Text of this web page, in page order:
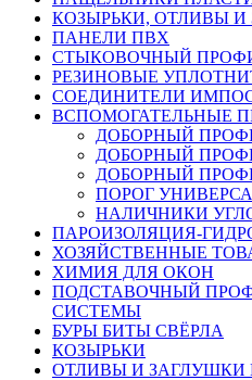
КОЗЫРЬКИ, ОТЛИВЫ
ПАНЕЛИ ПВХ
СТЫКОВОЧНЫЙ
РЕЗИНОВЫЕ
СОЕДИНИТЕЛИ
ВСПОМОГАТЕЛЬНЫЕ
ДОБОРНЫЙ
ДОБОРНЫЙ
ДОБОРНЫЙ
ПОРОГ
НАЛИЧНИКИ
ПАРОИЗОЛЯЦИЯ-
ХОЗЯЙСТВЕННЫЕ
ХИМИЯ ДЛЯ ОКОН
ПОДСТАВОЧНЫЙ
СИСТЕМЫ
БУРЫ БИТЫ СВЁРЛА
КОЗЫРЬКИ
ОТЛИВЫ И ЗАГЛУШКИ